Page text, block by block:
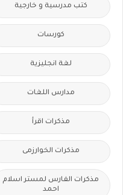
كتب مدرسية و خارجية
كورسات
لغة انجليزية
مدارس اللغات
مذكرات اقرأ
مذكرات الخوارزمى
مذكرات الفارس لمستر اسلام
احمد